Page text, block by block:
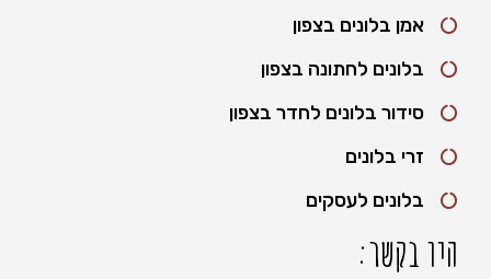
אמן בלונים בצפון
בלונים לחתונה בצפון
סידור בלונים לחדר בצפון
זרי בלונים
בלונים לעסקים
היו בקשר: